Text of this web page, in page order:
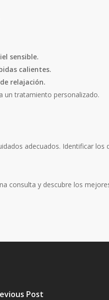
sensible.
calientes.
relajación.
un tratamiento personalizado.
adecuados. Identificar
consulta y descubre los
Post